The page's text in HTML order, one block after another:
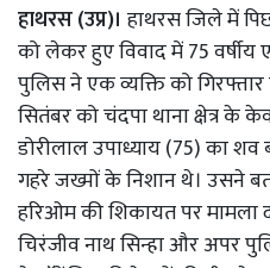
हाथरस (उप्र)। हाथरस जिले में
को लेकर हुए विवाद में 75
पुलिस ने एक व्यक्ति को
सितंबर को चंदपा थाना क्षेत्र
डोरीलाल उपाध्याय (75) का शव
गहरे जख्मों के निशान थे। उसने
हरिओम की शिकायत पर मामला
चिरंजीव नाथ सिन्हा और अपर